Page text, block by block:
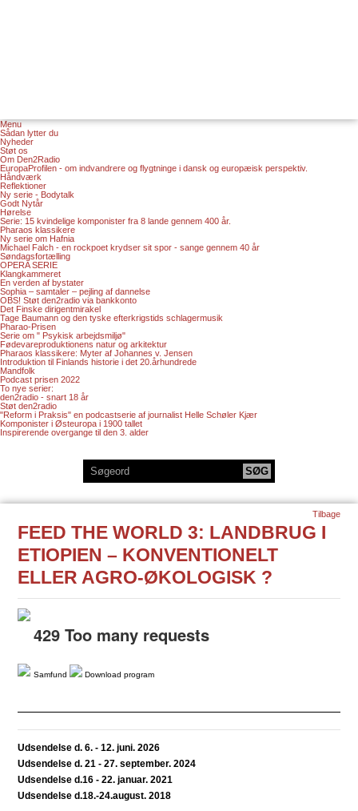
Menu
Sådan lytter du
Nyheder
Støt os
Om Den2Radio
EuropaProfilen - om indvandrere og flygtninge i dansk og europæisk perspektiv.
Håndværk
Reflektioner
Ny serie - Bodytalk
Godt Nytår
Hørelse
Serie: 15 kvindelige komponister fra 8 lande gennem 400 år.
Pharaos klassikere
Ny serie om Hafnia
Michael Falch - en rockpoet krydser sit spor - sange gennem 40 år
Søndagsfortælling
OPERA SERIE
Klangkammeret
En verden af bystater
Sophia – samtaler – pejling af dannelse
OBS! Støt den2radio via bankkonto
Det Finske dirigentmirakel
Tage Baumann og den tyske efterkrigstids schlagermusik
Pharao-Prisen
Serie om " Psykisk arbejdsmiljø"
Fødevareproduktionens natur og arkitektur
Pharaos klassikere: Myter af Johannes v. Jensen
Introduktion til Finlands historie i det 20.århundrede
Mandfolk
Podcast prisen 2022
To nye serier:
den2radio - snart 18 år
Støt den2radio
"Reform i Praksis" en podcastserie af journalist Helle Schøler Kjær
Komponister i Østeuropa i 1900 tallet
Inspirerende overgange til den 3. alder
FEED THE WORLD 3: LANDBRUG I
ETIOPIEN – KONVENTIONELT
ELLER AGRO-ØKOLOGISK ?
Samfund Download program
Udsendelse d. 6. - 12. juni. 2026
Udsendelse d. 21 - 27. september. 2024
Udsendelse d.16 - 22. januar. 2021
Udsendelse d.18.-24.august. 2018
Tilbage